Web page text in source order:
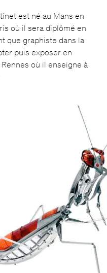
est né au Mans en
où il sera diplômé en
que graphiste dans la
puis exposer en
où il enseigne à